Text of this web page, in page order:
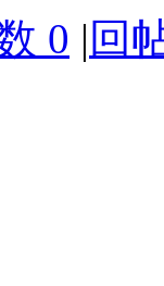
0 | 回